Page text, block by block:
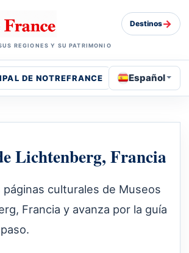
REGIONES Y SU PATRIMONIO
Destinos→
DE NOTREFRANCE Español
Lichtenberg, Francia
páginas culturales de Museos
Francia y avanza por la guía